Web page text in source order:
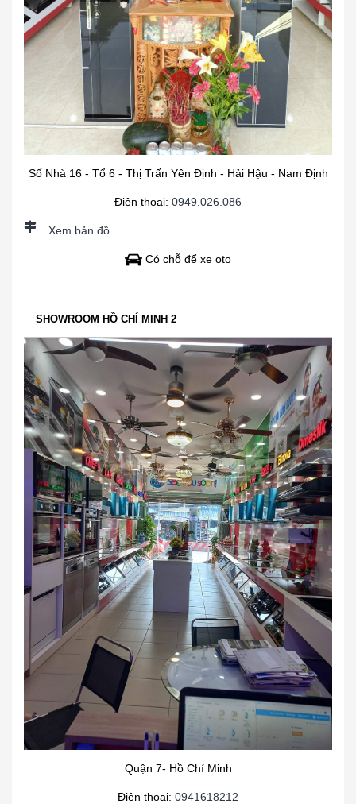
Số Nhà 16 - Tổ 6 - Thị Trấn Yên Định - Hải Hậu - Nam Định
Điện thoại: 0949.026.086
Xem bản đồ
Có chỗ để xe oto
SHOWROOM HỒ CHÍ MINH 2
Quận 7- Hồ Chí Minh
Điện thoại: 0941618212